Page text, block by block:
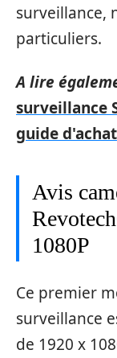
surveillance,
particuliers.
A lire
surveillance
guide d'achat
Avis
1080P
Ce premier
surveillance
de 1920 x